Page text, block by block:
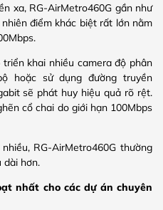
xa, RG-AirMetro460G gần như
điểm khác biệt rất lớn nằm
khai nhiều camera độ phân
hoặc sử dụng đường truyền
sẽ phát huy hiệu quả rõ rệt.
cổ chai do giới hạn 100Mbps
RG-AirMetro460G thường
dài hơn.
nhất cho các dự án chuyên